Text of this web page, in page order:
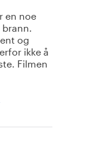
en noe
brann.
og
ikke å
Filmen